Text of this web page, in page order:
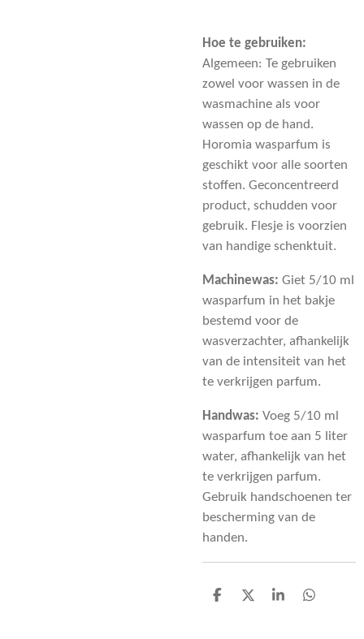
Hoe te gebruiken:
Algemeen: Te gebruiken
zowel voor wassen in de
wasmachine als voor
wassen op de hand.
Horomia wasparfum is
geschikt voor alle soorten
stoffen. Geconcentreerd
product, schudden voor
gebruik. Flesje is voorzien
van handige schenktuit.
Machinewas: Giet 5/10 ml
wasparfum in het bakje
bestemd voor de
wasverzachter, afhankelijk
van de intensiteit van het
te verkrijgen parfum.
Handwas: Voeg 5/10 ml
wasparfum toe aan 5 liter
water, afhankelijk van het
te verkrijgen parfum.
Gebruik handschoenen ter
bescherming van de
handen.
D
D
S
D